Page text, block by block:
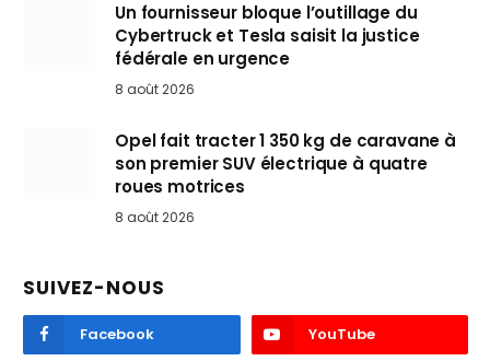
Un fournisseur bloque l’outillage du
Cybertruck et Tesla saisit la justice
fédérale en urgence
8 août 2026
Opel fait tracter 1 350 kg de caravane à
son premier SUV électrique à quatre
roues motrices
8 août 2026
SUIVEZ-NOUS
Facebook YouTube